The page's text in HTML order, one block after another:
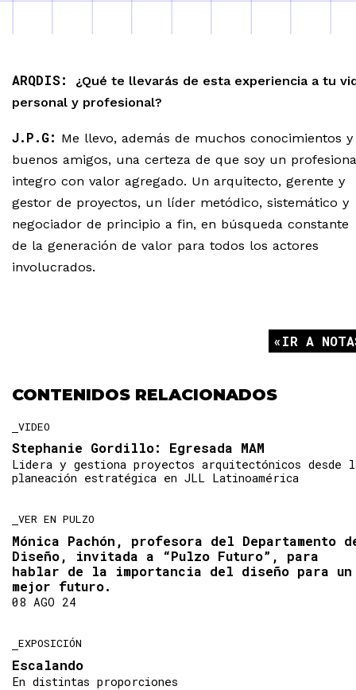
ARQDIS:
¿Qué te llevarás de esta experiencia a tu
personal y profesional?
J.P.G: Me llevo, además de muchos conocimientos y
buenos amigos, una certeza de que soy un
integro con valor agregado. Un arquitecto, gerente y
gestor de proyectos, un líder metódico, sistemático y
negociador de principio a fin, en búsqueda constante
de la generación de valor para todos los actores
involucrados.
IR A
CONTENIDOS RELACIONADOS
VIDEO
Stephanie Gordillo: Egresada MAM
Lidera y gestiona proyectos arquitectónicos desde
planeación estratégica en JLL Latinoamérica
VER EN PULZO
Mónica Pachón, profesora del Departamento
Diseño, invitada a “Pulzo Futuro”, para
hablar de la importancia del diseño para un
mejor futuro.
08 AGO 24
EXPOSICIÓN
Escalando
En distintas proporciones